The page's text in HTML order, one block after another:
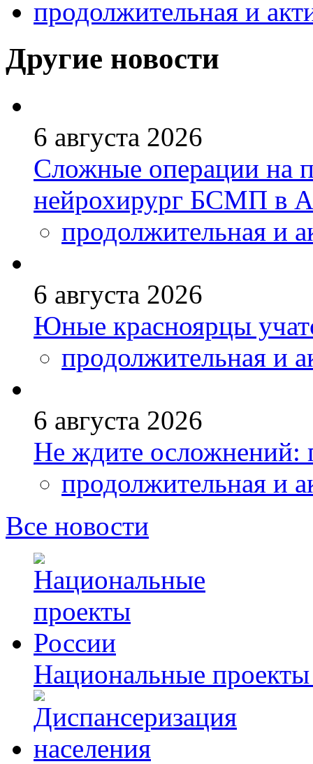
продолжительная и
Другие новости
6 августа 2026
Сложные операции на
нейрохирург БСМП в
продолжительная и
6 августа 2026
Юные красноярцы
продолжительная и
6 августа 2026
Не ждите осложнений:
продолжительная и
Все новости
Национальные